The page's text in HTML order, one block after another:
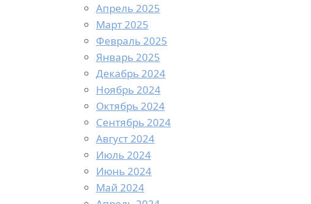
Апрель 2025
Март 2025
Февраль 2025
Январь 2025
Декабрь 2024
Ноябрь 2024
Октябрь 2024
Сентябрь 2024
Август 2024
Июль 2024
Июнь 2024
Май 2024